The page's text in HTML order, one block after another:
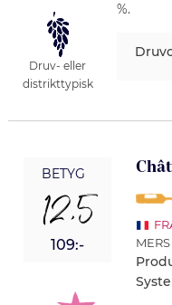
Druv- eller
distrikttypisk
%.
BETYG
12,5
109:-
MERS